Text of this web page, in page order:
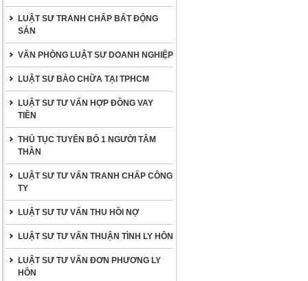
LUẬT SƯ TRANH CHẤP BẤT ĐỘNG
SẢN
VĂN PHÒNG LUẬT SƯ DOANH NGHIỆP
LUẬT SƯ BÀO CHỮA TẠI TPHCM
LUẬT SƯ TƯ VẤN HỢP ĐỒNG VAY
TIỀN
THỦ TỤC TUYÊN BỐ 1 NGƯỜI TÂM
THẦN
LUẬT SƯ TƯ VẤN TRANH CHẤP CÔNG
TY
LUẬT SƯ TƯ VẤN THU HỒI NỢ
LUẬT SƯ TƯ VẤN THUẬN TÌNH LY HÔN
LUẬT SƯ TƯ VẤN ĐƠN PHƯƠNG LY
HÔN